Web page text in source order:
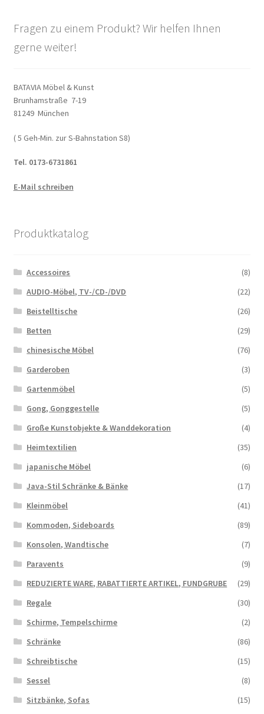
Zahlungsarten
Fragen zu einem Produkt? Wir helfen Ihnen
gerne weiter!
BATAVIA Möbel & Kunst
Brunhamstraße 7-19
81249 München
( 5 Geh-Min. zur S-Bahnstation S8)
Tel. 0173-6731861
E-Mail schreiben
Produktkatalog
Accessoires
(8)
AUDIO-Möbel, TV-/CD-/DVD
(22)
Beistelltische
(26)
Betten
(29)
chinesische Möbel
(76)
Garderoben
(3)
Gartenmöbel
(5)
Gong, Gonggestelle
(5)
Große Kunstobjekte & Wanddekoration
(4)
Heimtextilien
(35)
japanische Möbel
(6)
Java-Stil Schränke & Bänke
(17)
Kleinmöbel
(41)
Kommoden, Sideboards
(89)
Konsolen, Wandtische
(7)
Paravents
(9)
REDUZIERTE WARE, RABATTIERTE ARTIKEL, FUNDGRUBE
(29)
Regale
(30)
Schirme, Tempelschirme
(2)
Schränke
(86)
Schreibtische
(15)
Sessel
(8)
Sitzbänke, Sofas
(15)